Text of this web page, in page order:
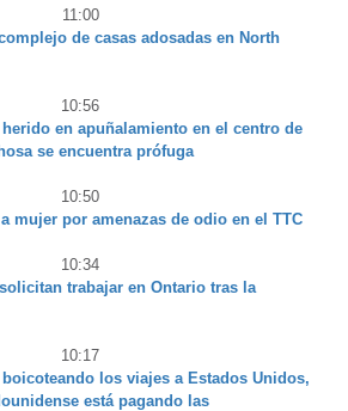
11:00
de casas adosadas en North
10:56
en apuñalamiento en el centro de
se encuentra prófuga
10:50
mujer por amenazas de odio en el TTC
10:34
trabajar en Ontario tras la
10:17
los viajes a Estados Unidos,
está pagando las